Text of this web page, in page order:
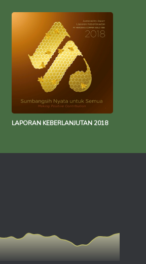
LAPORAN KEBERLANJUTAN 2018